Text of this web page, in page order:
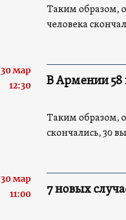
Таким образом,
человека
30 мар
12:30
В Армении 58
Таким образом,
скончались, 30
30 мар
11:00
7 новых